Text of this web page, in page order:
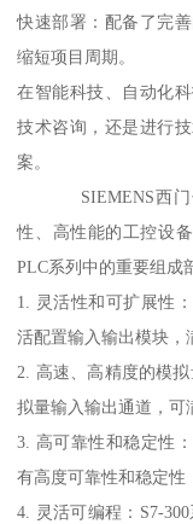
快速部署：配备了完
缩短项目周期。
在智能科技、自动化
技术咨询，还是进行
案。
SIEMENS西门子
性、高性能的工控设
PLC系列中的重要组成
1. 灵活性和可扩展性
活配置输入输出模块，
2. 高速、高精度的模
拟量输入输出通道，可
3. 高可靠性和稳定性
有高度可靠性和稳定性
4. 灵活可编程：S7-